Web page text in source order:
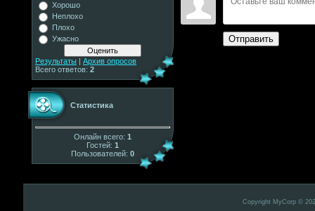
Хорошо
Неплохо
Плохо
Ужасно
Результаты | Архив опросов
Всего ответов: 2
Статистика
Онлайн всего: 1
Гостей: 1
Пользователей: 0
Отправить
Copyright MyCorp ©